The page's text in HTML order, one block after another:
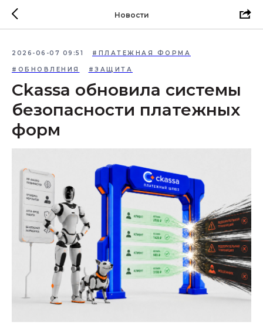
Новости
2026-06-07 09:51 #ПЛАТЕЖНАЯ ФОРМА
#ОБНОВЛЕНИЯ #ЗАЩИТА
Ckassa обновила системы
безопасности платежных
форм